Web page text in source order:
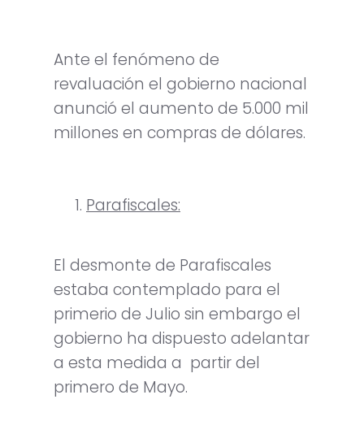
Ante el fenómeno de
revaluación el gobierno nacional
anunció el aumento de 5.000 mil
millones en compras de dólares.
Parafiscales:
El desmonte de Parafiscales
estaba contemplado para el
primerio de Julio sin embargo el
gobierno ha dispuesto adelantar
a esta medida a partir del
primero de Mayo.